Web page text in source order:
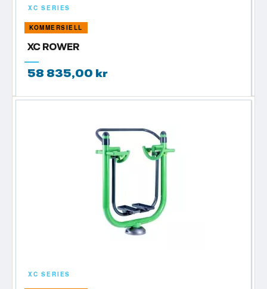
XC SERIES
KOMMERSIELL
XC ROWER
58 835,00 kr
XC SERIES